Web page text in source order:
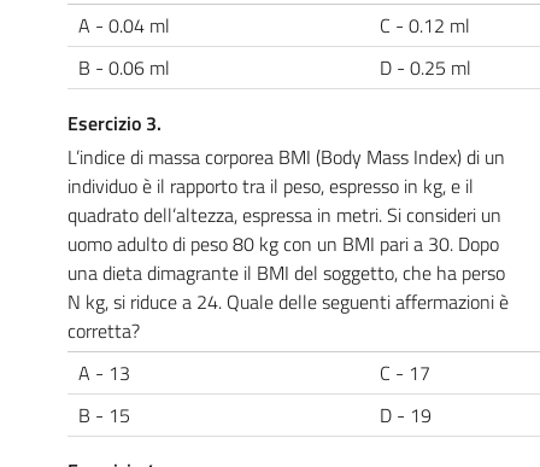
A - 0.04 ml
C - 0.12 ml
B - 0.06 ml
D - 0.25 ml
Esercizio 3.
L’indice di massa corporea BMI (Body Mass Index) di un
individuo è il rapporto tra il peso, espresso in kg, e il
quadrato dell’altezza, espressa in metri. Si consideri un
uomo adulto di peso 80 kg con un BMI pari a 30. Dopo
una dieta dimagrante il BMI del soggetto, che ha perso
N kg, si riduce a 24. Quale delle seguenti affermazioni è
corretta?
A - 13
C - 17
B - 15
D - 19